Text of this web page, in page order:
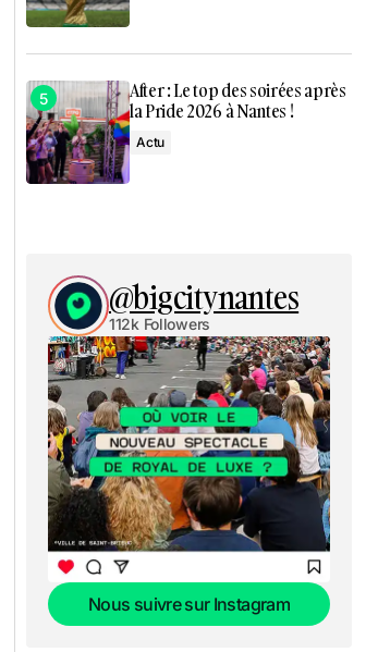
After : Le top des soirées après
la Pride 2026 à Nantes !
Actu
@bigcitynantes
112k Followers
Nous suivre sur Instagram